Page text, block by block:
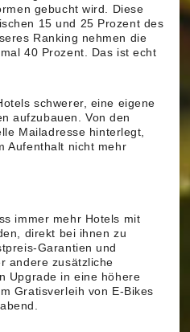
gebucht wird. Diese
15 und 25 Prozent des
Ranking nehmen die
40 Prozent. Das ist echt
schwerer, eine eigene
aufzubauen. Von den
Mailadresse hinterlegt,
Aufenthalt nicht mehr
immer mehr Hotels mit
direkt bei ihnen zu
Garantien und
andere zusätzliche
Upgrade in eine höhere
Gratisverleih von E-Bikes